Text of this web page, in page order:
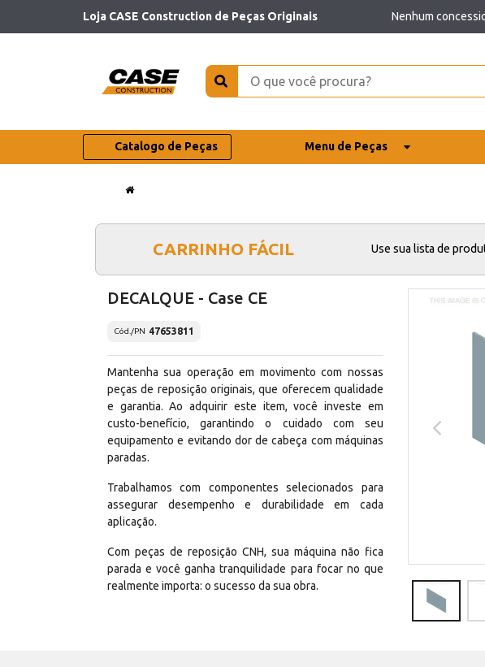
Loja CASE Construction de Peças Originais Nenhum
Catalogo de Peças Menu de Peças
CARRINHO FÁCIL Use sua lista de
DECALQUE - Case CE
Cód./PN 47653811
Mantenha sua operação em movimento com nossas
peças de reposição originais, que oferecem qualidade
e garantia. Ao adquirir este item, você investe em
custo-benefício, garantindo o cuidado com seu
equipamento e evitando dor de cabeça com máquinas
paradas.
Trabalhamos com componentes selecionados para
assegurar desempenho e durabilidade em cada
aplicação.
Com peças de reposição CNH, sua máquina não fica
parada e você ganha tranquilidade para focar no que
realmente importa: o sucesso da sua obra.